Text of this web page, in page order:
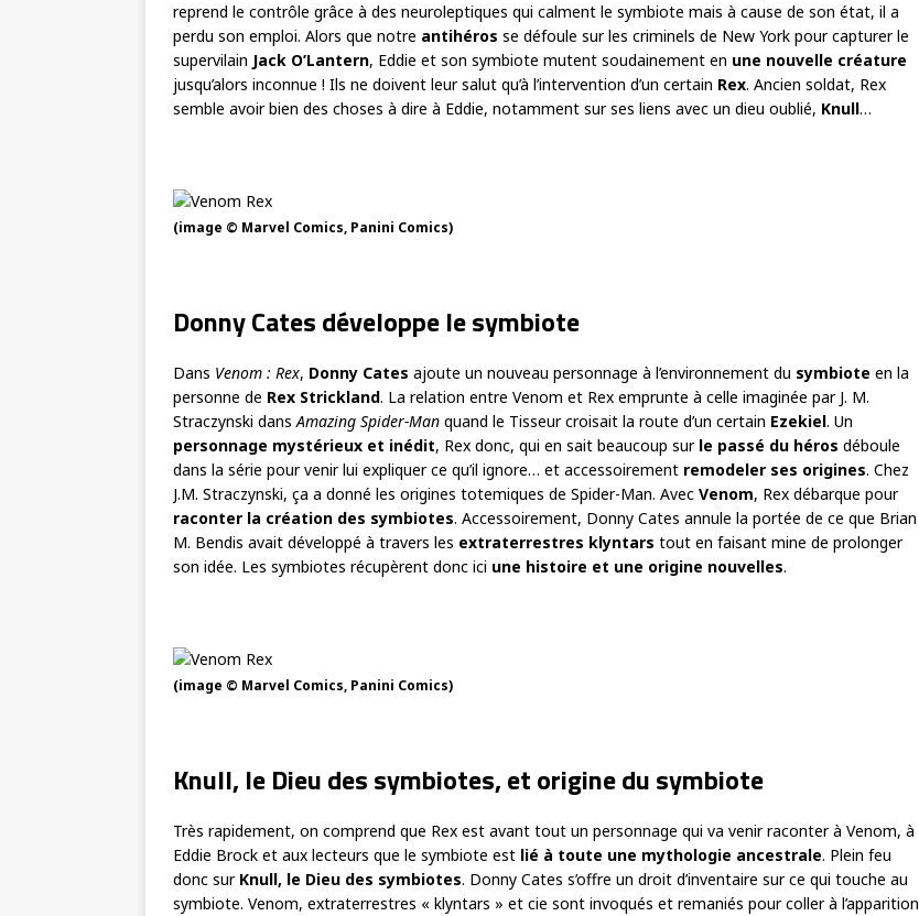
reprend le contrôle grâce à des neuroleptiques qui calment le symbiote mais à cause de son état, il a
perdu son emploi. Alors que notre antihéros se défoule sur les criminels de New York pour capturer le
supervilain Jack O’Lantern, Eddie et son symbiote mutent soudainement en une nouvelle créature
jusqu’alors inconnue ! Ils ne doivent leur salut qu’à l’intervention d’un certain Rex. Ancien soldat, Rex
semble avoir bien des choses à dire à Eddie, notamment sur ses liens avec un dieu oublié, Knull…
(image © Marvel Comics, Panini Comics)
Donny Cates développe le symbiote
Dans Venom : Rex, Donny Cates ajoute un nouveau personnage à l’environnement du symbiote en la
personne de Rex Strickland. La relation entre Venom et Rex emprunte à celle imaginée par J. M.
Straczynski dansAmazing Spider-Man quand le Tisseur croisait la route d’un certain Ezekiel. Un
personnage mystérieux et inédit, Rex donc, qui en sait beaucoup sur le passé du héros déboule
dans la série pour venir lui expliquer ce qu’il ignore… et accessoirement remodeler ses origines. Chez
J.M. Straczynski, ça a donné les origines totemiques de Spider-Man. Avec Venom, Rex débarque pour
raconter la création des symbiotes. Accessoirement, Donny Cates annule la portée de ce que Brian
M. Bendis avait développé à travers les extraterrestres klyntars tout en faisant mine de prolonger
son idée. Les symbiotes récupèrent donc ici une histoire et une origine nouvelles.
(image © Marvel Comics, Panini Comics)
Knull, le Dieu des symbiotes, et origine du symbiote
Très rapidement, on comprend que Rex est avant tout un personnage qui va venir raconter à Venom, à
Eddie Brock et aux lecteurs que le symbiote est lié à toute une mythologie ancestrale. Plein feu
donc sur Knull, le Dieu des symbiotes. Donny Cates s’offre un droit d’inventaire sur ce qui touche au
symbiote. Venom, extraterrestres « klyntars » et cie sont invoqués et remaniés pour coller à l’apparition